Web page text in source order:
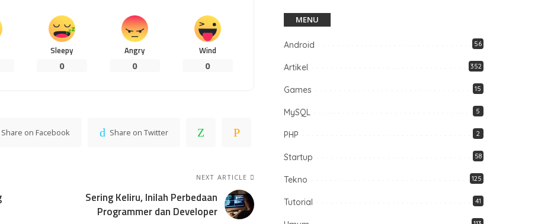
Sleepy
0
Angry
0
Wind
0
Share on Facebook Share on Twitter
NEXT ARTICLE
Sering Keliru, Inilah Perbedaan
Programmer dan Developer
MENU
Android 56
Artikel 352
Games 15
MySQL 5
PHP 2
Startup 58
Tekno 125
Tutorial 41